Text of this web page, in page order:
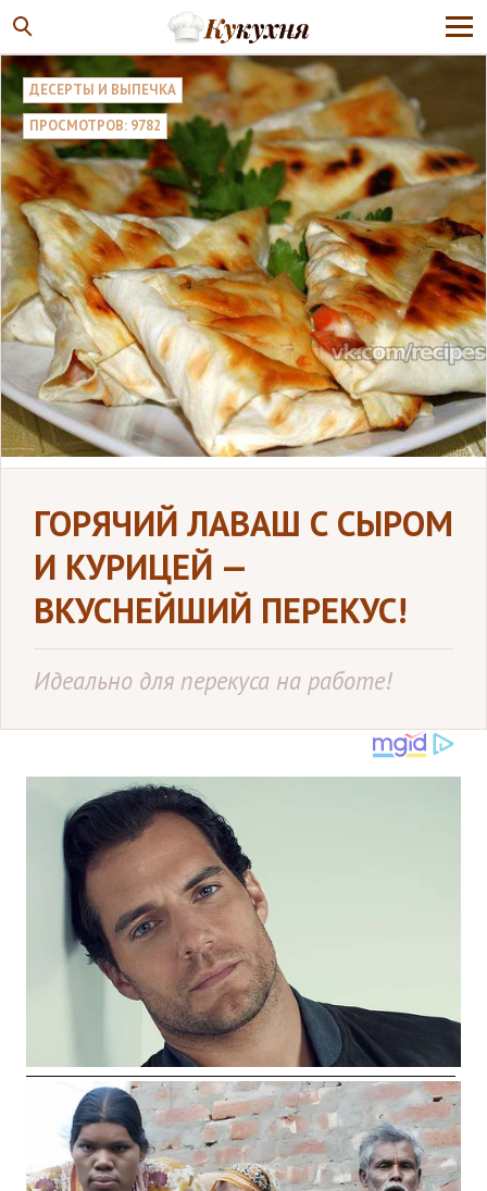
ДЕСЕРТЫ И ВЫПЕЧКА
ПРОСМОТРОВ: 9782
ГОРЯЧИЙ ЛАВАШ С СЫРОМ
И КУРИЦЕЙ —
ВКУСНЕЙШИЙ ПЕРЕКУС!
Идеально для перекуса на работе!